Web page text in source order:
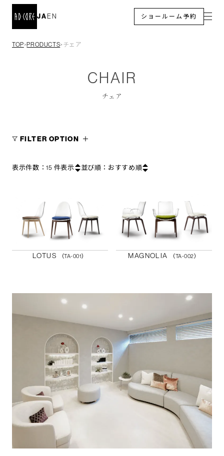
EN
JA ショールーム予約
TOP＞PRODUCTS＞ チェア
CHAIR
チェア
FILTER OPTION
表示件数：15 件表示 並び順： おすすめ順
LOTUS （TA-001） MAGNOLIA （TA-002）